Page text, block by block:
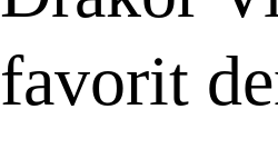
favorit